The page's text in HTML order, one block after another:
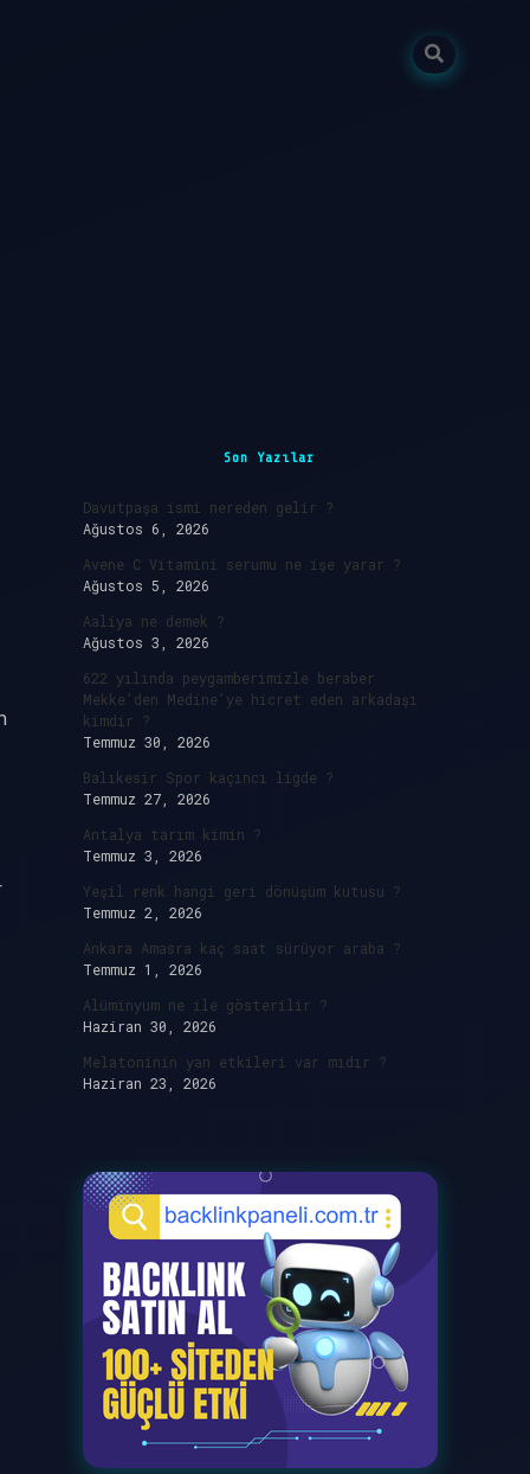
SidebarSon Yazılar
Davutpaşa ismi nereden gelir ?
Ağustos 6, 2026
Avene C Vitamini serumu ne işe yarar ?
Ağustos 5, 2026
Aaliya ne demek ?
Ağustos 3, 2026
622 yılında peygamberimizle beraber
Mekke’den Medine’ye hicret eden arkadaşı
kimdir ?
Temmuz 30, 2026
Balıkesir Spor kaçıncı ligde ?
Temmuz 27, 2026
Antalya tarım kimin ?
Temmuz 3, 2026
Yeşil renk hangi geri dönüşüm kutusu ?
Temmuz 2, 2026
Ankara Amasra kaç saat sürüyor araba ?
Temmuz 1, 2026
Alüminyum ne ile gösterilir ?
Haziran 30, 2026
Melatoninin yan etkileri var mıdır ?
Haziran 23, 2026